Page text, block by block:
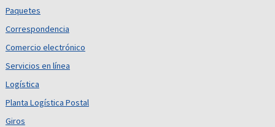
Paquetes
Correspondencia
Comercio electrónico
Servicios en línea
Logística
Planta Logística Postal
Giros